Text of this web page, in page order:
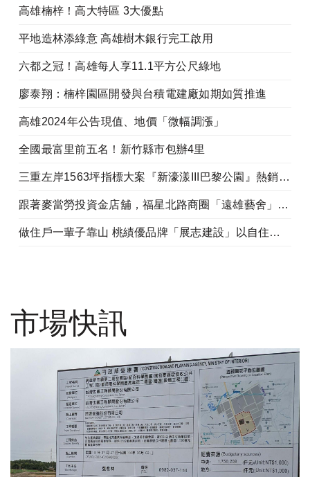
高雄楠梓！高大特區 3大優點
平地造林添綠意 高雄樹木銀行完工啟用
六都之冠！高雄每人享11.1平方公尺綠地
廖泰翔：楠梓園區開發與台積電建廠如期如質推進
高雄2024年公告現值、地價「微幅調漲」
全國最富里前五名！新竹縣市包辦4里
三重左岸1563坪指標大案『新濠漾III巴黎公園』熱銷開工
跟著麥當勞投資金店舖，福星北路商圈「遠雄藝舍」金店炙手可熱
做住戶一輩子靠山 桃績優品牌「展志建設」以自住心蓋房
市場快訊